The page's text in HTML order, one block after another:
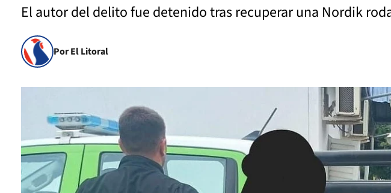
El autor del delito fue detenido tras recuperar una Nordik
Por El Litoral